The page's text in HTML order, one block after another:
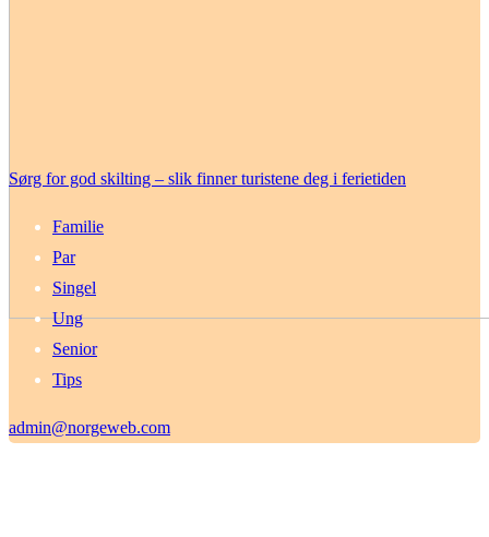
Sørg for god skilting – slik finner turistene deg i ferietiden
Familie
Par
Singel
Ung
Senior
Tips
admin@norgeweb.com